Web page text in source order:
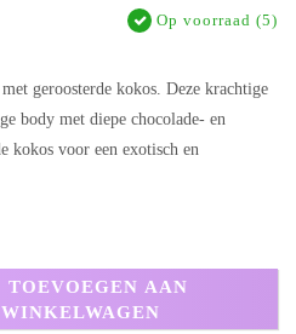
Op voorraad (5)
geroosterde kokos. Deze krachtige
body met diepe chocolade- en
kokos voor een exotisch en
TOEVOEGEN AAN
WINKELWAGEN